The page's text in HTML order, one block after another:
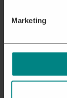
Marketing